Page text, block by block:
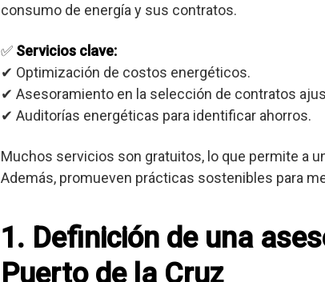
consumo de energía y sus contratos.
✅ Servicios clave:
✔ Optimización de costos energéticos.
✔ Asesoramiento en la selección de contratos
✔ Auditorías energéticas para identificar ahorros.
Muchos servicios son gratuitos, lo que permite a
Además, promueven prácticas sostenibles para
1. Definición de una
Puerto de la Cruz